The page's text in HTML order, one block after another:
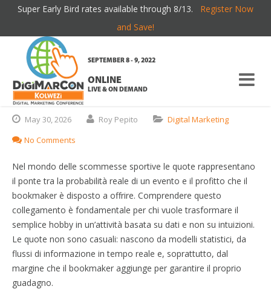
Super Early Bird rates available through 8/13. Register Now
and Save!
ONLINE
LIVE & ON DEMAND
SEPTEMBER 8 - 9, 2022
Scienza delle Quote: Come
Decifrare i Pagamenti Ottimali nei
Principali Siti di Scommesse
Sportive
May30,2026 Roy Pepito
Digital Marketing
No Comments
Nel mondo delle scommesse sportive le quote rappresentano
il ponte tra la probabilità reale di un evento e il profitto che il
bookmaker è disposto a offrire. Comprendere questo
collegamento è fondamentale per chi vuole trasformare il
semplice hobby in un’attività basata su dati e non su intuizioni.
Le quote non sono casuali: nascono da modelli statistici, da
flussi di informazione in tempo reale e, soprattutto, dal
margine che il bookmaker aggiunge per garantire il proprio
guadagno.